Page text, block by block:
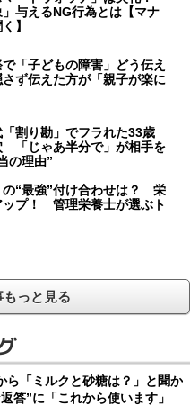
与えるNG行為とは【マナ
】
「子どもの障害」どう伝え
ず伝えた方が「親子が楽に
割り勘」でフラれた33歳
「じゃあ半分で」が相手を
の理由”
の“最強”付け合わせは？ 栄
ップ！ 管理栄養士が選ぶト
っと見る
ら「ミルクと砂糖は？」と聞か
”に「これから使います」